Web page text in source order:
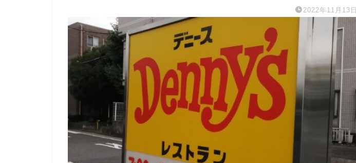
2022年11月13日